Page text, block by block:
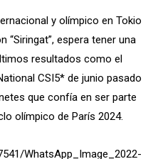
y olímpico en Tokio
“Siringat”, espera tener una
resultados como el
CSI5* de junio pasado
que confía en ser parte
olímpico de París 2024.